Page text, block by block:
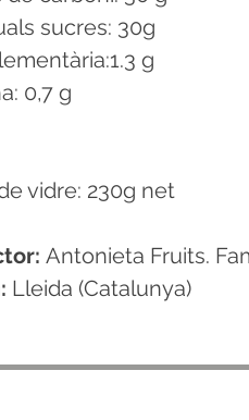
sucres: 30g
g
0,7 g
vidre: 230g net
Antonieta Fruits.
Lleida (Catalunya)